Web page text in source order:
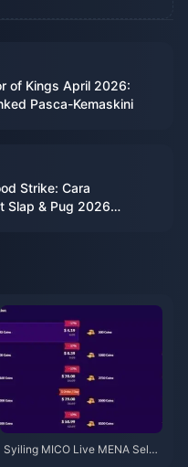
of Kings April 2026:
Pasca-Kemaskini
Strike: Cara
Slap & Pug 2026
Syiling MICO Live MENA Selep